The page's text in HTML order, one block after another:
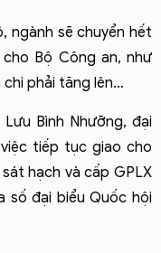
ngành sẽ chuyển hết
Bộ Công an, như
phải tăng lên…
Bình Nhưỡng, đại
tiếp tục giao cho
hạch và cấp GPLX
số đại biểu Quốc hội